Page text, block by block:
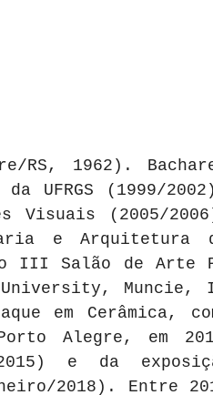
RS, 1962).
UFRGS (1999/
Visuais (2005/
e Arquitetura
no III Salão de Arte
Muncie,
em Cerâmica,
Alegre, em
e da
2018). Entre